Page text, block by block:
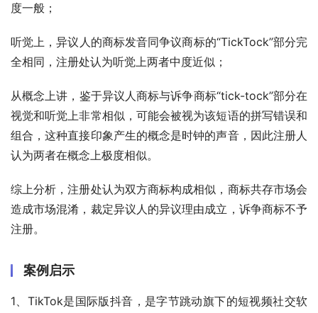
度一般；
听觉上，异议人的商标发音同争议商标的“TickTock”部分完
全相同，注册处认为听觉上两者中度近似；
从概念上讲，鉴于异议人商标与诉争商标“tick-tock”部分在
视觉和听觉上非常相似，可能会被视为该短语的拼写错误和
组合，这种直接印象产生的概念是时钟的声音，因此注册人
认为两者在概念上极度相似。
综上分析，注册处认为双方商标构成相似，商标共存市场会
造成市场混淆，裁定异议人的异议理由成立，诉争商标不予
注册。
案例启示
1、TikTok是国际版抖音，是字节跳动旗下的短视频社交软